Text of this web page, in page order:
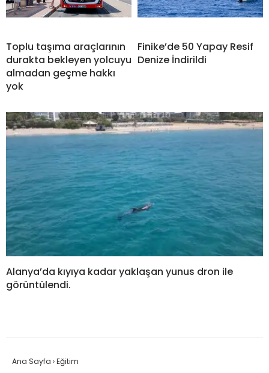
Toplu taşıma araçlarının
durakta bekleyen yolcuyu
almadan geçme hakkı
yok
Finike’de 50 Yapay Resif
Denize İndirildi
Alanya’da kıyıya kadar yaklaşan yunus dron ile
görüntülendi.
Ana Sayfa ›Eğitim